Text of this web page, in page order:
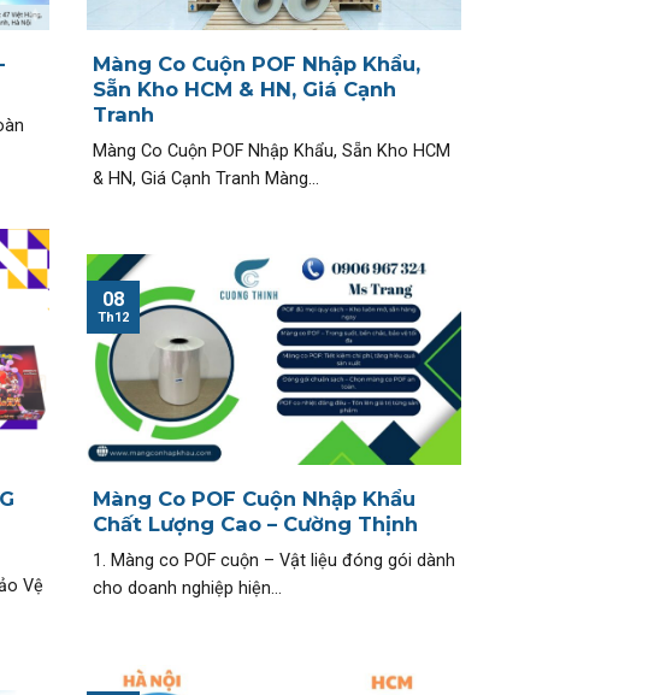
Màng Co Cuộn POF Nhập Khẩu,
Sẵn Kho HCM & HN, Giá Cạnh
Tranh
Màng Co Cuộn POF Nhập Khẩu, Sẵn Kho HCM
& HN, Giá Cạnh Tranh Màng...
Vệ
Màng Co POF Cuộn Nhập Khẩu
Chất Lượng Cao – Cường Thịnh
1. Màng co POF cuộn – Vật liệu đóng gói dành
cho doanh nghiệp hiện...
08
Th12